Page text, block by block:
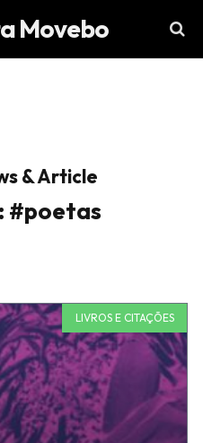
Movebo
& Article
#poetas
LIVROS E CITAÇÕES